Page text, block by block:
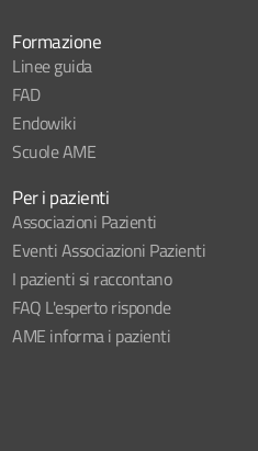
Formazione
Linee guida
FAD
Endowiki
Scuole AME
Per i pazienti
Associazioni Pazienti
Eventi Associazioni Pazienti
I pazienti si raccontano
FAQ L'esperto risponde
AME informa i pazienti